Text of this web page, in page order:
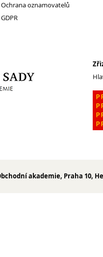
Ochrana oznamovatelů
GDPR
akademie, Praha 10,